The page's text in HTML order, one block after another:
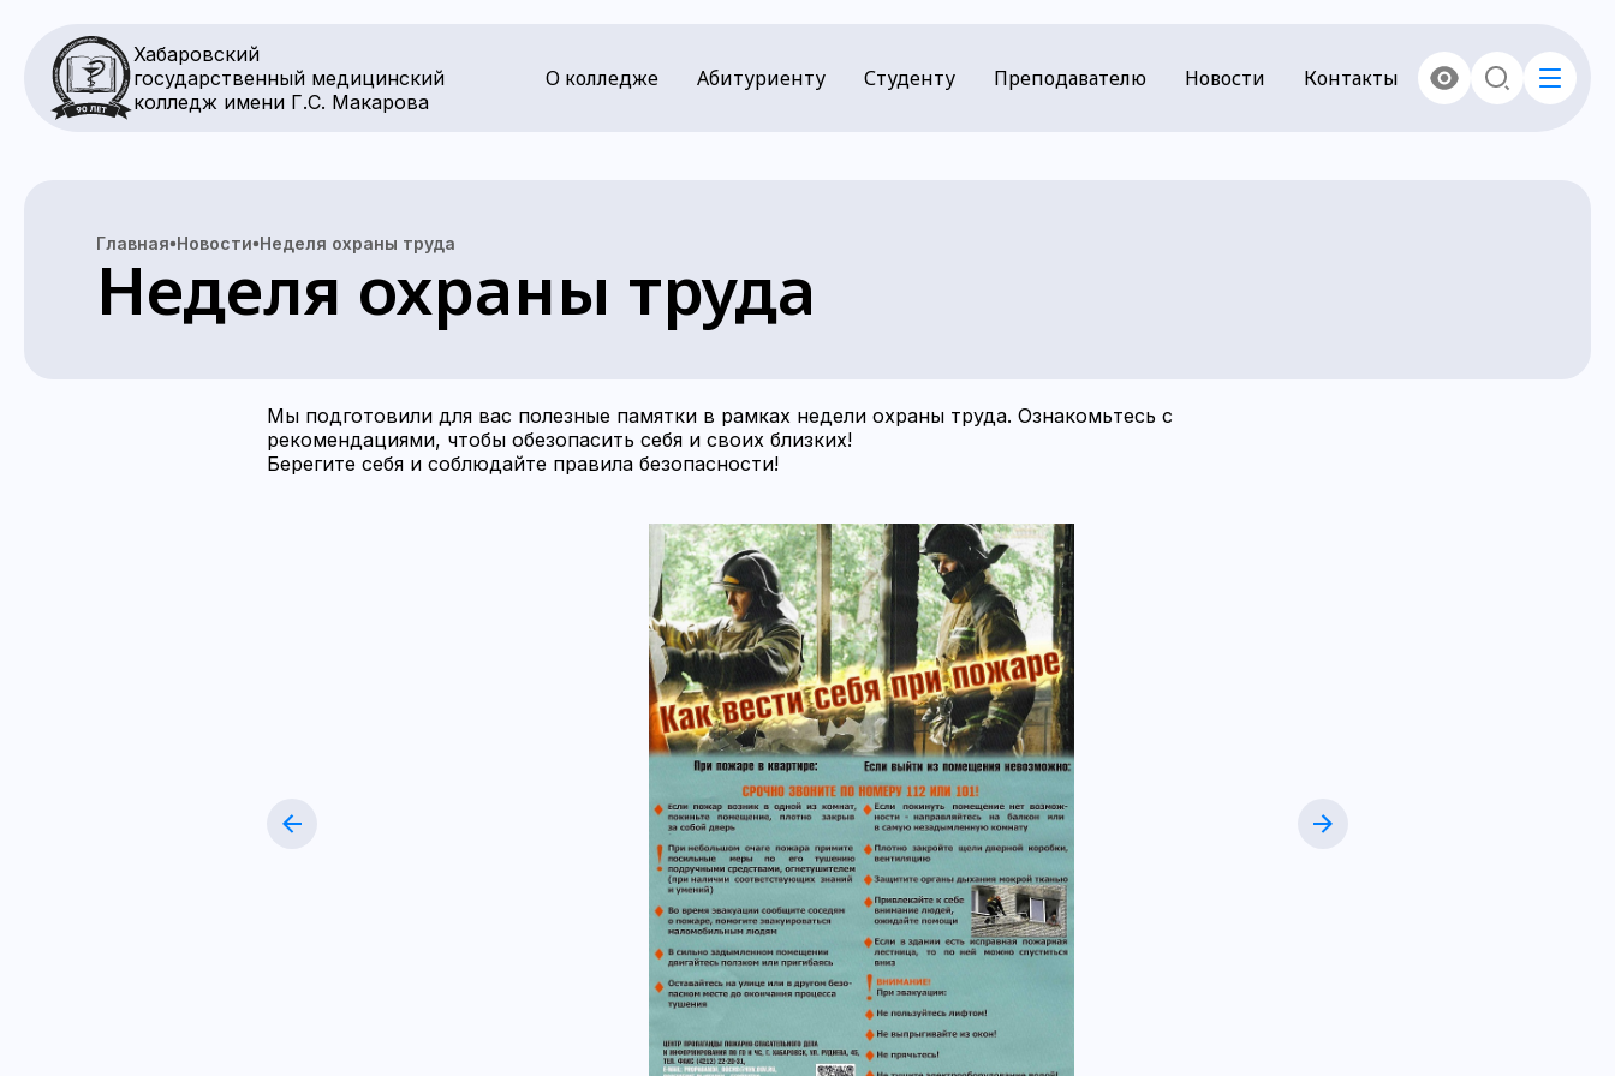
Хабаровский
государственный медицинский
колледж имени Г.С. Макарова
О колледже Абитуриенту Студенту Преподавателю Новости Контакты
Главная Новости Неделя охраны труда
Неделя охраны труда
Мы подготовили для вас полезные памятки в рамках недели охраны труда. Ознакомьтесь с
рекомендациями, чтобы обезопасить себя и своих близких!
Берегите себя и соблюдайте правила безопасности!